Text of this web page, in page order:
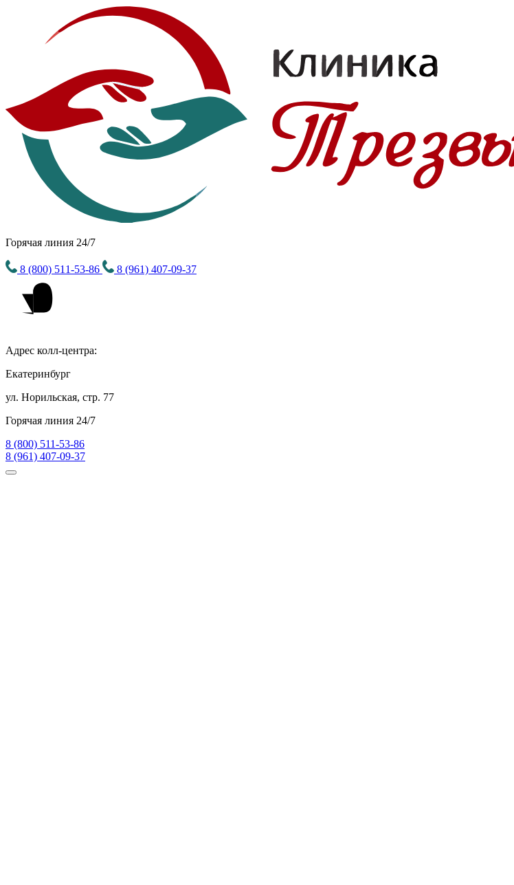
Горячая линия 24/7
8 (800) 511-53-86 8 (961) 407-09-37
Адрес колл-центра:
Екатеринбург
ул. Норильская, стр. 77
Горячая линия 24/7
8 (800) 511-53-86
8 (961) 407-09-37